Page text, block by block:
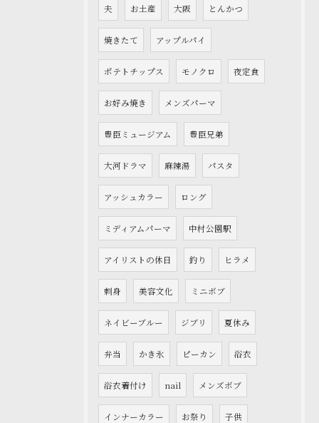
夫 お土産 大阪 とんかつ
焼きたて アップルパイ
ポテトチップス モノクロ 夜定食
お好み焼き メンズパーマ
豊臣ミュージアム 豊臣兄弟
大河ドラマ 麻辣湯 パスタ
アッシュカラー ロング
ミディアムパーマ 中村公園駅
アイリストの休日 釣り ヒラメ
刺身 美容文化 ミニボブ
ネイビーブルー ジブリ 夏休み
弁当 かき氷 ピーカン 浴衣
浴衣着付け nail メンズボブ
インナーカラー お祭り 子供